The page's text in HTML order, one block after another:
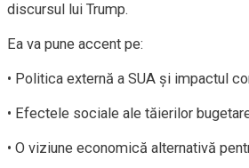
discursul lui Trump.
Ea va pune accent pe:
• Politica externă a SUA și impactul
• Efectele sociale ale tăierilor
• O viziune economică alternativă